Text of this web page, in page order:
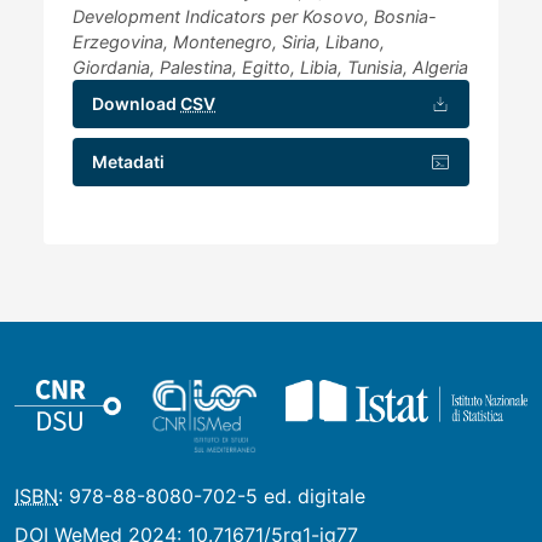
Development Indicators per Kosovo, Bosnia-
Erzegovina, Montenegro, Siria, Libano,
Giordania, Palestina, Egitto, Libia, Tunisia, Algeria
Download CSV
Metadati
ISBN: 978-88-8080-702-5 ed. digitale
DOI WeMed 2024: 10.71671/5rg1-jg77